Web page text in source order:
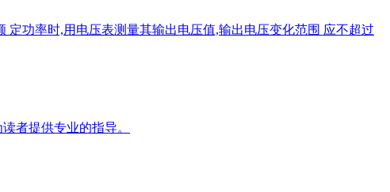
功率时,用电压表测量其输出电压值,输出电压变化范围 应不超过
者提供专业的指导。